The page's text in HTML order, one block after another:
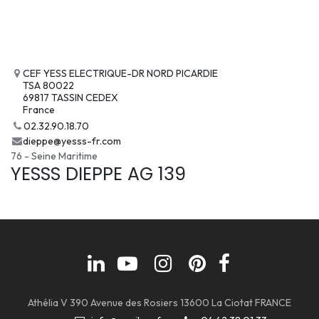
CEF YESS ELECTRIQUE-DR NORD PICARDIE
TSA 80022
69817 TASSIN CEDEX
France
02.32.90.18.70
dieppe@yesss-fr.com
76 - Seine Maritime
YESSS DIEPPE AG 139
Athélia V 390 Avenue des Rosiers 13600 La Ciotat FRANCE